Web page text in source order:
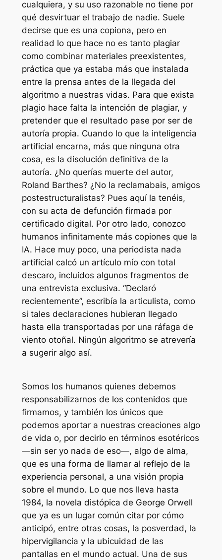
cualquiera, y su uso razonable no tiene por
qué desvirtuar el trabajo de nadie. Suele
decirse que es una copiona, pero en
realidad lo que hace no es tanto plagiar
como combinar materiales preexistentes,
práctica que ya estaba más que instalada
entre la prensa antes de la llegada del
algoritmo a nuestras vidas. Para que exista
plagio hace falta la intención de plagiar, y
pretender que el resultado pase por ser de
autoría propia. Cuando lo que la inteligencia
artificial encarna, más que ninguna otra
cosa, es la disolución definitiva de la
autoría. ¿No querías muerte del autor,
Roland Barthes? ¿No la reclamabais, amigos
postestructuralistas? Pues aquí la tenéis,
con su acta de defunción firmada por
certificado digital. Por otro lado, conozco
humanos infinitamente más copiones que la
IA. Hace muy poco, una periodista nada
artificial calcó un artículo mío con total
descaro, incluidos algunos fragmentos de
una entrevista exclusiva. “Declaró
recientemente”, escribía la articulista, como
si tales declaraciones hubieran llegado
hasta ella transportadas por una ráfaga de
viento otoñal. Ningún algoritmo se atrevería
a sugerir algo así.
Somos los humanos quienes debemos
responsabilizarnos de los contenidos que
firmamos, y también los únicos que
podemos aportar a nuestras creaciones algo
de vida o, por decirlo en términos esotéricos
—sin ser yo nada de eso—, algo de alma,
que es una forma de llamar al reflejo de la
experiencia personal, a una visión propia
sobre el mundo. Lo que nos lleva hasta
1984, la novela distópica de George Orwell
que ya es un lugar común citar por cómo
anticipó, entre otras cosas, la posverdad, la
hipervigilancia y la ubicuidad de las
pantallas en el mundo actual. Una de sus